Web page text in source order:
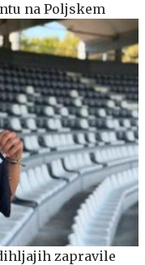
na Poljskem
zapravile